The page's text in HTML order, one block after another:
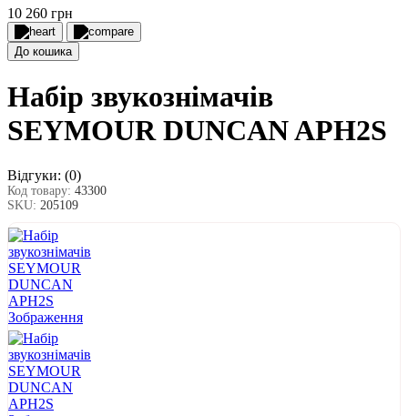
10 260 грн
До кошика
Набір звукознімачів
SEYMOUR DUNCAN APH2S
Відгуки: (0)
Код товару: 43300
SKU: 205109